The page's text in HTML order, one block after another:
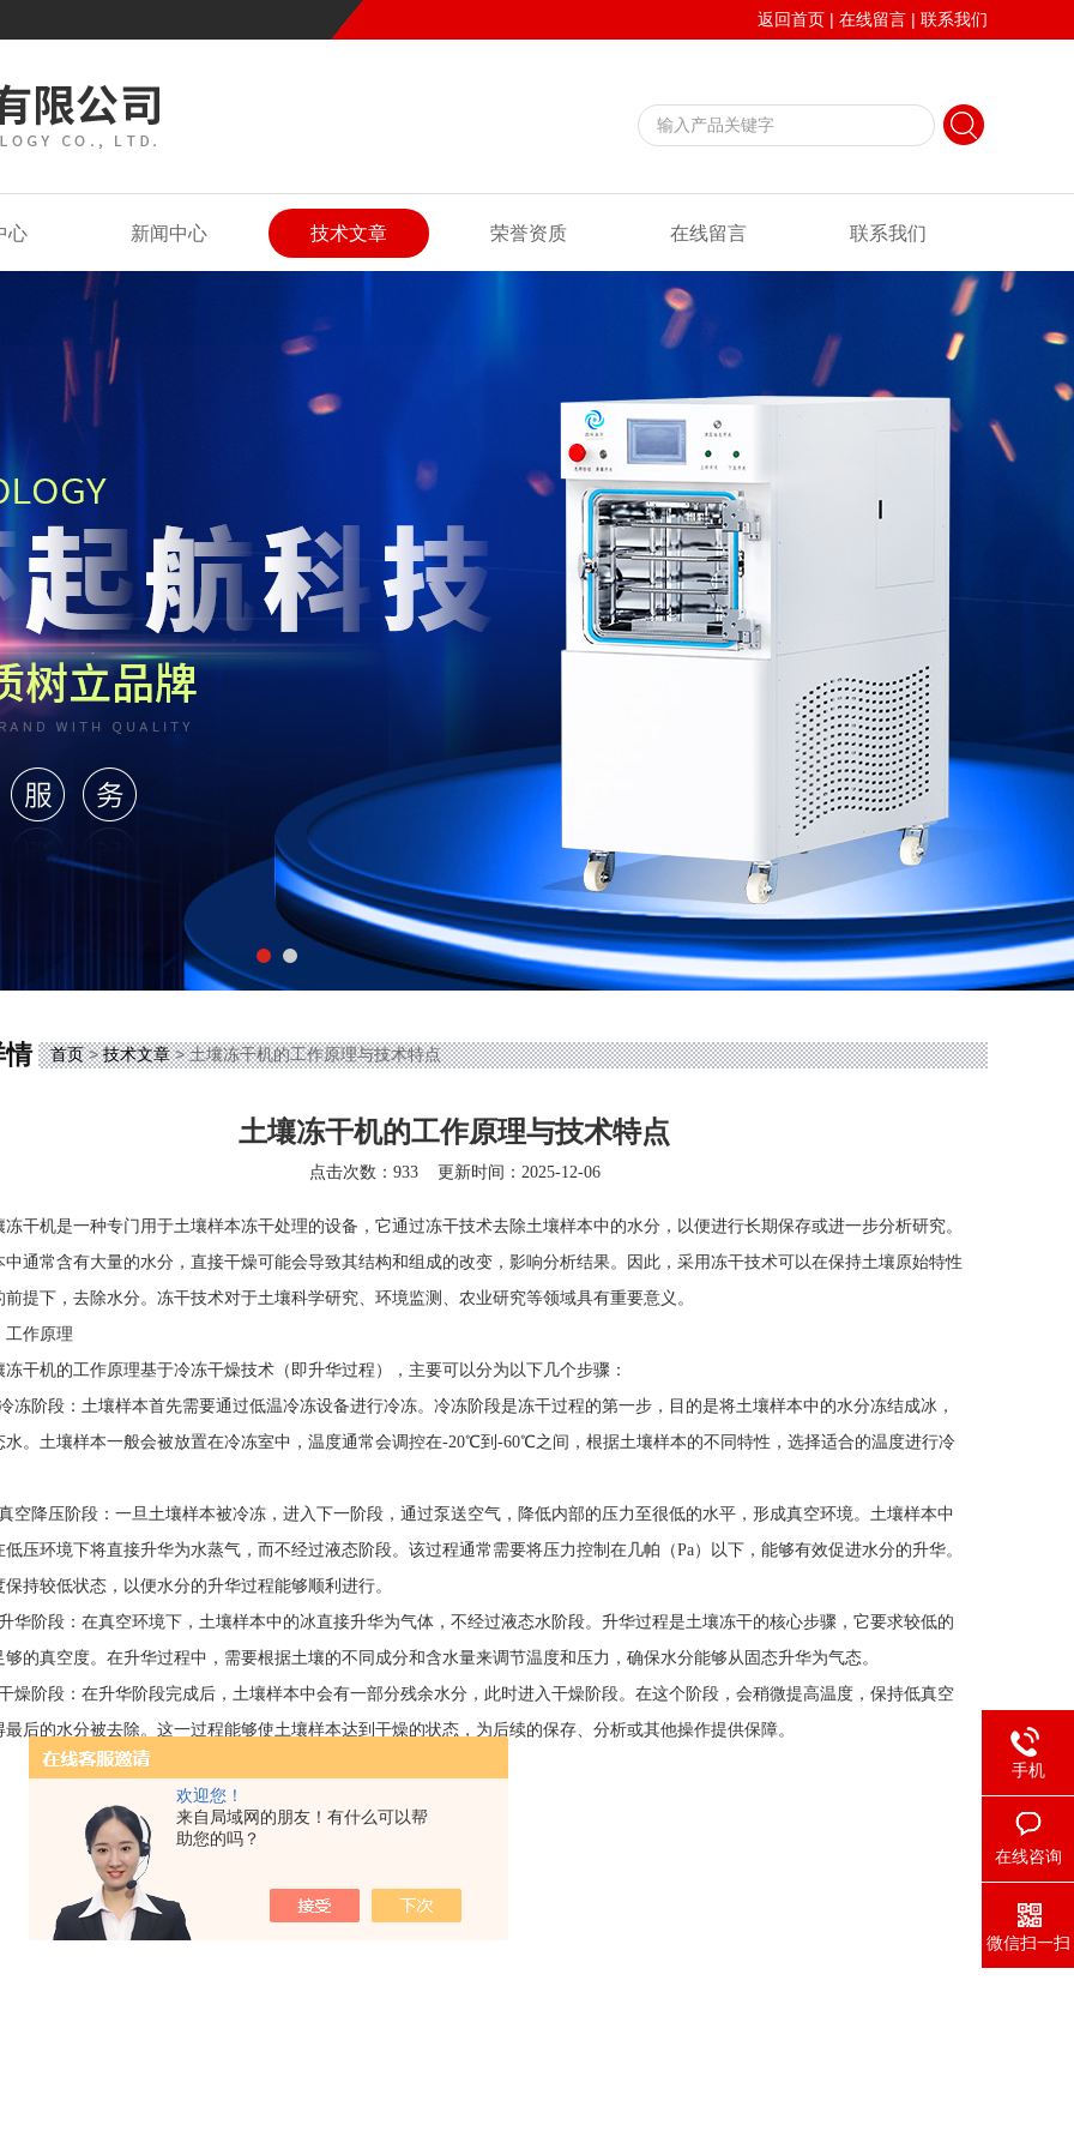
欢迎您！
来自局域网的朋友！有什么可以帮
助您的吗？
返回首页 | 在线留言 | 联系我们
心 新闻中心 技术文章 荣誉资质 在线留言 联系我们
情 首页>技术文章> 土壤冻干机的工作原理与技术特点
土壤冻干机的工作原理与技术特点
点击次数：933 更新时间：2025-12-06
机是一种专门用于土壤样本冻干处理的设备，它通过冻干技术去除土壤样本中的水分，以便进行长期保存或进一步分析研究。
中通常含有大量的水分，直接干燥可能会导致其结构和组成的改变，影响分析结果。因此，采用冻干技术可以在保持土壤原始特性
前提下，去除水分。冻干技术对于土壤科学研究、环境监测、农业研究等领域具有重要意义。
作原理
冻干机的工作原理基于冷冻干燥技术（即升华过程），主要可以分为以下几个步骤：
段：土壤样本首先需要通过低温冷冻设备进行冷冻。冷冻阶段是冻干过程的第一步，目的是将土壤样本中的水分冻结成冰，
水。土壤样本一般会被放置在冷冻室中，温度通常会调控在-20℃到-60℃之间，根据土壤样本的不同特性，选择适合的温度进行冷
压阶段：一旦土壤样本被冷冻，进入下一阶段，通过泵送空气，降低内部的压力至很低的水平，形成真空环境。土壤样本中
低压环境下将直接升华为水蒸气，而不经过液态阶段。该过程通常需要将压力控制在几帕（Pa）以下，能够有效促进水分的升华。
保持较低状态，以便水分的升华过程能够顺利进行。
段：在真空环境下，土壤样本中的冰直接升华为气体，不经过液态水阶段。升华过程是土壤冻干的核心步骤，它要求较低的
够的真空度。在升华过程中，需要根据土壤的不同成分和含水量来调节温度和压力，确保水分能够从固态升华为气态。
段：在升华阶段完成后，土壤样本中会有一部分残余水分，此时进入干燥阶段。在这个阶段，会稍微提高温度，保持低真空
最后的水分被去除。这一过程能够使土壤样本达到干燥的状态，为后续的保存、分析或其他操作提供保障。
手机
在线咨询
微信扫一扫